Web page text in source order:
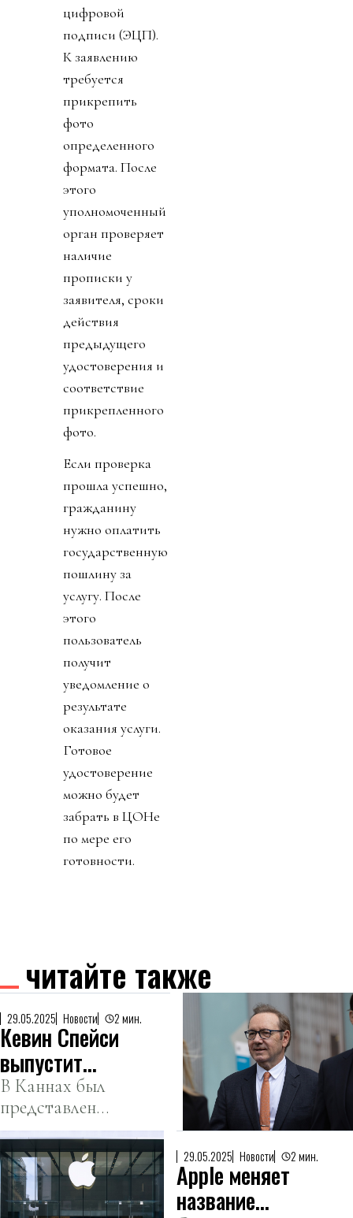
цифровой
подписи (ЭЦП).
К заявлению
требуется
прикрепить
фото
определенного
формата. После
этого
уполномоченный
орган проверяет
наличие
прописки у
заявителя, сроки
действия
предыдущего
удостоверения и
соответствие
прикрепленного
фото.
Если проверка
прошла успешно,
гражданину
нужно оплатить
государственную
пошлину за
услугу. После
этого
пользователь
получит
уведомление о
результате
оказания услуги.
Готовое
удостоверение
можно будет
забрать в ЦОНе
по мере его
готовности.
читайте также
29.05.2025 Новости 2 мин.
Кевин Спейси
выпустит
первый
фильм за 20
лет
В Каннах был
представлен
трейлер его
экшен-
триллера.
29.05.2025 Новости 2 мин.
Apple меняет
название